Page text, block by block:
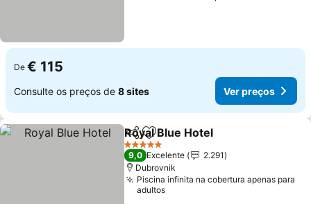
De € 115
Consulte os preços de 8 sites Ver preços
PartilharAdicionar aos favoritos
Royal Blue Hotel
5 Estrelas
9,0 Excelente
2.291
Dubrovnik
Piscina infinita na cobertura apenas para
adultos